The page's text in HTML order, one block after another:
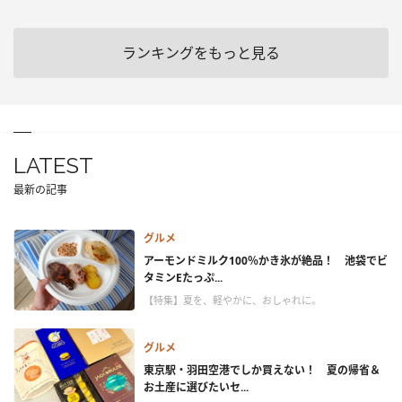
ランキングをもっと見る
LATEST
最新の記事
グルメ
アーモンドミルク100％かき氷が絶品！ 池袋でビ
タミンEたっぷ...
【特集】夏を、軽やかに、おしゃれに。
グルメ
東京駅・羽田空港でしか買えない！ 夏の帰省＆
お土産に選びたいセ...